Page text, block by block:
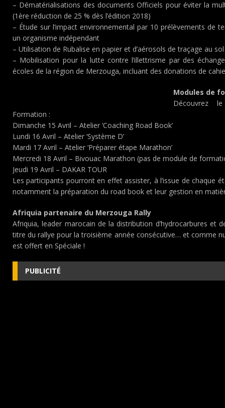
– Dématérialisations des documents Officiels pour éviter la
(1ère réduction de 25 % dès l’édition 2018)
– Étude sur l’impact environnemental par 10 prélèvements de
un organisme indépendant
– Utilisation de Rubalise en papier et d’aérosols de traçage au
– Mobilisation pour la lutte contre l’illettrisme par des
écoles de la région de Merzouga, incluant des donations de
Modules de
Découvrez
Formation :
Dimanche 15 Avril – Atelier ‘Coaching Road Book’
Lundi 16 Avril – Atelier ‘Système D’
Mardi 17 Avril – Atelier ‘Préparer étape Marathon’
Mercredi 18 Avril – Bivouac Marathon (pas de module de
Jeudi 19 Avril – DAKAR TOUR
Les participants pourront en effet assister, à l’issue de chaque
notamment la préparation du road book et leur gestion en
Afriquia partenaire du Merzouga Rally
Afriquia, leader marocain de la distribution d’hydrocarbures et
titre du rallye pour la troisième année consécutive… et comme
est offert en Spéciale !
PUBLICITÉ